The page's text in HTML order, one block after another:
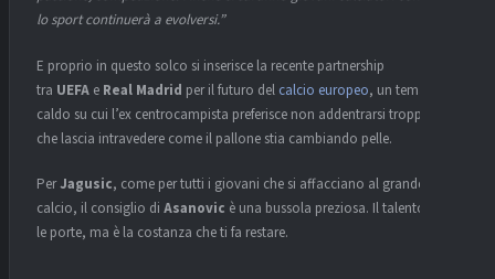
lo sport continuerà a evolversi.”
E proprio in questo solco si inserisce la recente partnership
tra UEFA e Real Madrid per il futuro del calcio europeo, un tema
caldo su cui l’ex centrocampista preferisce non addentrarsi troppo, ma
che lascia intravedere come il pallone stia cambiando pelle.
PerJagusic, come per tutti i giovani che si affacciano al grande
calcio, il consiglio di Asanovic è una bussola preziosa. Il talento apre
le porte, ma è la costanza che ti fa restare.